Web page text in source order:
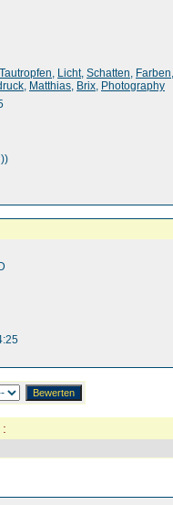
Tautropfen, Licht, Schatten, Farben
, Matthias, Brix, Photography